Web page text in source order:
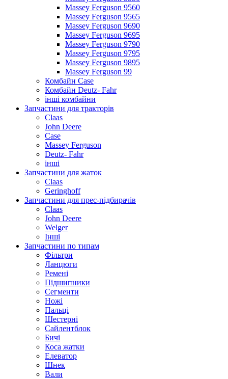
Massey Ferguson 9560
Massey Ferguson 9565
Massey Ferguson 9690
Massey Ferguson 9695
Massey Ferguson 9790
Massey Ferguson 9795
Massey Ferguson 9895
Massey Ferguson 99
Комбайн Case
Комбайн Deutz- Fahr
інші комбайни
Запчастини для тракторів
Claas
John Deere
Case
Massey Ferguson
Deutz- Fahr
інші
Запчастини для жаток
Claas
Geringhoff
Запчастини для прес-підбирачів
Claas
John Deere
Welger
Інші
Запчастини по типам
Фільтри
Ланцюги
Ремені
Підшипники
Сегменти
Ножі
Пальці
Шестерні
Сайлентблок
Бичі
Коса жатки
Елеватор
Шнек
Вали